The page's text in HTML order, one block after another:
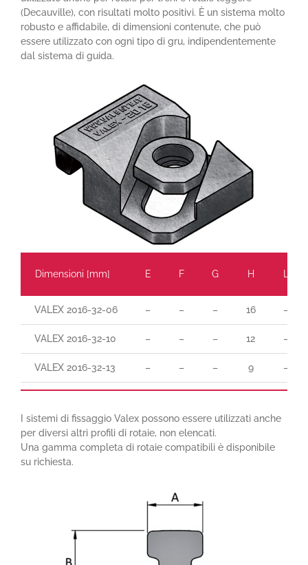
(Decauville), con risultati molto positivi. È un sistema molto
robusto e affidabile, di dimensioni contenute, che può
essere utilizzato con ogni tipo di gru, indipendentemente
dal sistema di guida.
Dimensioni [mm] E F G H
VALEX 2016-32-06 – – – 16 –
VALEX 2016-32-10 – – – 12 –
VALEX 2016-32-13 – – – 9 –
I sistemi di fissaggio Valex possono essere utilizzati anche
per diversi altri profili di rotaie, non elencati.
Una gamma completa di rotaie compatibili è disponibile
su richiesta.